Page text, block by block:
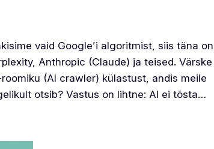
vaid Google’i algoritmist, siis täna on
Anthropic (Claude) ja teised. Värske
(AI crawler) külastust, andis meile
otsib? Vastus on lihtne: AI ei tõsta…